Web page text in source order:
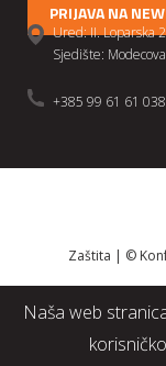
Naša web
PRIJAVA NA
Ured: II. Loparska
Sjedište:
+385 99 61 61 038
Zaštita | ©